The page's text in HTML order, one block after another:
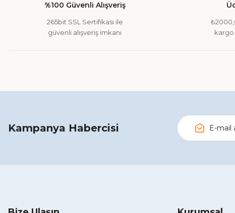
Ürün bilgilerinde hatalar bulunuyor.
Ürün fiyatı diğer sitelerden daha pahalı.
%100 Güvenli Alışveriş
265bit SSL Sertifikası ile
güvenli alışveriş imkanı
Kampanya Habercisi